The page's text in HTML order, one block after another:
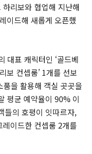
리보와 협업해 지난해
이드해 새롭게 오픈했
대표 캐릭터인 ‘골드베
보 컨셉룸’ 1개를 선보
을 활용해 객실 곳곳을
평균 예약율이 90% 이
들의 호평이 잇따르자,
이드한 컨셉룸 2개를